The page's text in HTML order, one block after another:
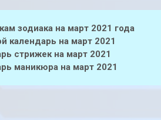
зодиака на март 2021 года
календарь на март 2021
стрижек на март 2021
маникюра на март 2021